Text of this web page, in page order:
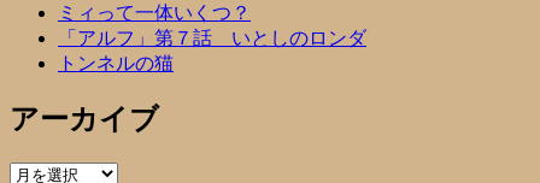
ミィって一体いくつ？
「アルフ」第７話 いとしのロンダ
トンネルの猫
アーカイブ
ア